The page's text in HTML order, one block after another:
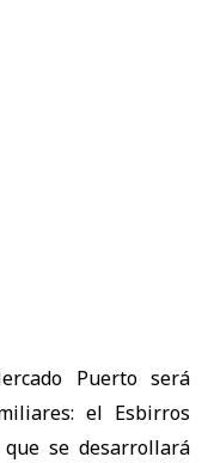
Puerto será
el Esbirros
se desarrollará